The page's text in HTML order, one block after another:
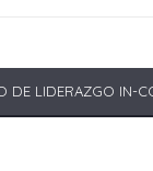
LIDERAZGO IN-